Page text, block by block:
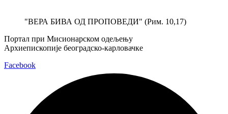
"ВЕРА БИВА ОД ПРОПОВЕДИ" (Рим. 10,17)
Портал при Мисионарском одељењу
Архиепископије београдско-карловачке
Facebook